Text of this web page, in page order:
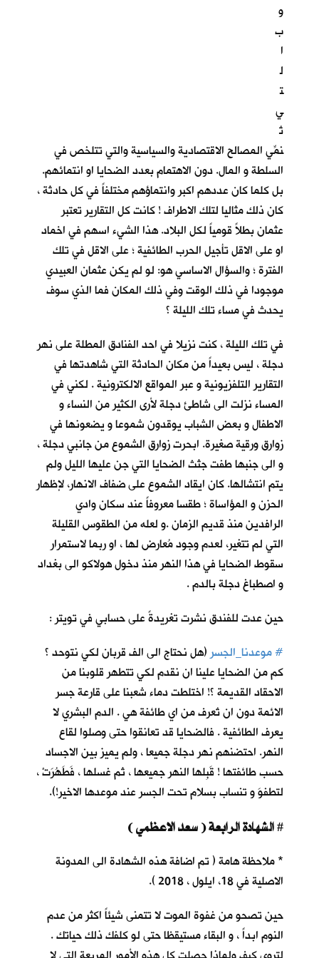
و
ب
ا
ل
ت
ي
تُ
نمِّي المصالح الاقتصادية والسياسية والتي تتلخص في
السلطة و المال. دون الاهتمام بعدد الضحايا او انتمائهم.
بل كلما كان عددهم اكبر وانتماؤهم مختلفاً في كل حادثة ،
كان ذلك مثاليا لتلك الاطراف ! كانت كل التقارير تعتبر
عثمان بطلاً قومياً لكل البلاد. هذا الشيء اسهم في اخماد
او على الاقل تأجيل الحرب الطائفية ؛ على الاقل في تلك
الفترة ؛ والسؤال الاساسي هو: لو لم يكن عثمان العبيدي
موجودا في ذلك الوقت وفي ذلك المكان فما الذي سوف
يحدث في مساء تلك الليلة ؟
في تلك الليلة ، كنت نزيلا في احد الفنادق المطلة على نهر
دجلة ، ليس بعيداً من مكان الحادثة التي شاهدتها في
التقارير التلفزيونية و عبر المواقع الالكترونية . لكني في
المساء نزلت الى شاطئ دجلة لأرى الكثير من النساء و
الاطفال و بعض الشباب يوقدون شموعا و يضعونها في
زوارق ورقية صغيرة. ابحرت زوارق الشموع من جانبي دجلة ،
و الى جنبها طفت جثث الضحايا التي جن عليها الليل ولم
يتم انتشالها. كان ايقاد الشموع على ضفاف الانهار، لإظهار
الحزن و المؤاساة ؛ طقسا معروفاً عند سكان وادي
الرافدين منذ قديم الزمان .و لعله من الطقوس القليلة
التي لم تتغير، لعدم وجود مُعارض لها ، او ربما لاستمرار
سقوط الضحايا في هذا النهر منذ دخول هولاكو الى بغداد
و اصطباغ دجلة بالدم .
حين عدت للفندق نشرت تغريدةً على حسابي في تويتر :
#موعدنا_الجسر(هل نحتاج الى الف قربان لكي نتوحد ؟
كم من الضحايا علينا ان نقدم لكي تتطهر قلوبنا من
الاحقاد القديمة ؟! اختلطت دماء شعبنا على قارعة جسر
الائمة دون ان تُعرف من اي طائفة هي . الدم البشري لا
يعرف الطائفية . فالضحايا قد تعانقوا حتى وصلوا لقاع
النهر. احتضنهم نهر دجلة جميعا ، ولم يميز بين الاجساد
حسب طائفتها ! قَبِلها النهر جميعها ، ثم غسلها ، فَطَهُرَتْ ،
لتطفوَ و تنساب بسلام تحت الجسر عند موعدها الاخير!).
#
* ملاحظة هامة ( تم اضافة هذه الشهادة الى المدونة
الاصلية في 18، ايلول ، 2018 ).
حين تصحو من غفوة الموت لا تتمنى شيئاً اكثر من عدم
النوم ابداً ، و البقاء مستيقظا حتى لو كلفك ذلك حياتك .